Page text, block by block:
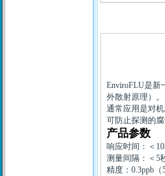
EnviroFLU是新
外散射原理）。
通常应用是对
可防止探测的
产品参数
响应时间：＜ 10
测量间隔：＜ 5
精度： 0.3ppb （